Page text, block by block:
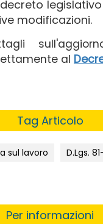
decreto
modificazioni.
al
Tag Articolo
sul lavoro
D.Lgs.
Per informazioni